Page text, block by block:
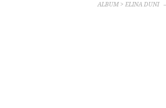
ALBUM > ELINA DUNI